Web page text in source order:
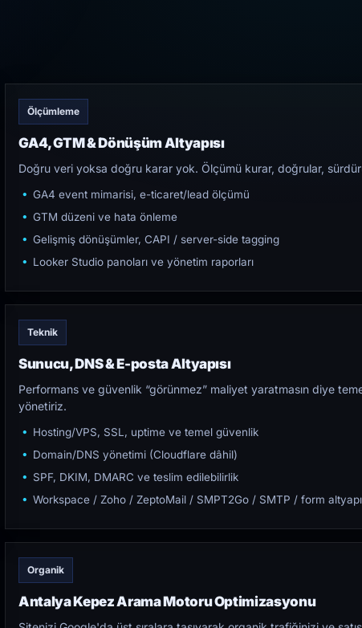
Ölçümleme
GA4, GTM & Dönüşüm Altyapısı
Doğru veri yoksa doğru karar yok. Ölçümü kurar, doğrular,
GA4 event mimarisi, e-ticaret/lead ölçümü
GTM düzeni ve hata önleme
Gelişmiş dönüşümler, CAPI / server-side tagging
Looker Studio panoları ve yönetim raporları
Teknik
Sunucu, DNS & E-posta Altyapısı
Performans ve güvenlik “görünmez” maliyet yaratmasın diye
yönetiriz.
Hosting/VPS, SSL, uptime ve temel güvenlik
Domain/DNS yönetimi (Cloudflare dâhil)
SPF, DKIM, DMARC ve teslim edilebilirlik
Workspace / Zoho / ZeptoMail / SMPT2Go / SMTP / form
Organik
Antalya Kepez Arama Motoru Optimizasyonu